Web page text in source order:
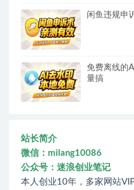
闲鱼违规申
免费离线的
量搞
站长简介
微信：milang10086
公众号：迷浪创业笔记
本人创业10年，多家网站